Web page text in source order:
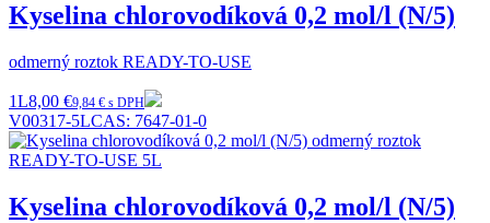
Kyselina chlorovodíková 0,2 mol/l (N/5)
odmerný roztok READY-TO-USE
1L8,00 €9,84 € s DPH
V00317-5LCAS: 7647-01-0
Kyselina chlorovodíková 0,2 mol/l (N/5)